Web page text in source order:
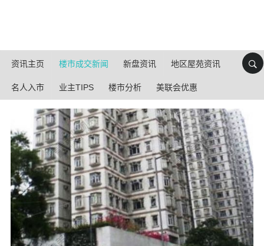
资讯主页 楼市成交新闻 新盘资讯 地区屋苑资讯
名人入市 业主TIPS 楼市分析 美联会优惠